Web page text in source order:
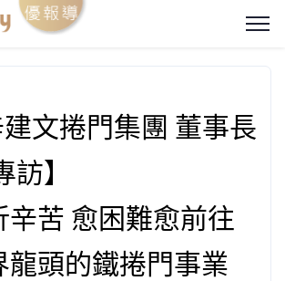
建文捲門集團 董事長
】
辛苦 愈困難愈前往
龍頭的鐵捲門事業